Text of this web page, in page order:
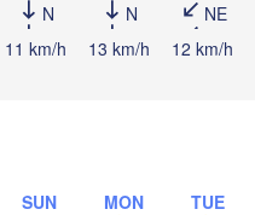
N
11 km/h
N
13 km/h
NE
12 km/h
SUN MON TUE
Хмельницький
(Khmelnytskyi) Вінниця